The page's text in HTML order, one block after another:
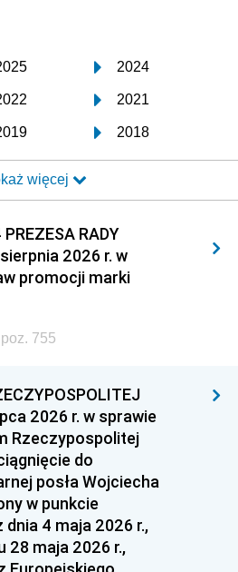
2024
2021
2018
2015
2012
2009
2006
1994
1991
1985
1982
1979
więcej
RADY
2026 r. w
promocji marki
755
2026 r. w sprawie
Rzeczypospolitej
do
posła Wojciecha
w punkcie
4 maja 2026 r.,
28 maja 2026 r.,